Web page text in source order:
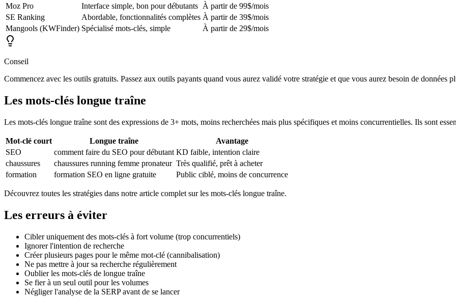
Moz Pro
Interface simple, bon pour débutants À partir de 99$/mois
SE Ranking
Abordable, fonctionnalités complètes À partir de 39$/mois
Mangools (KWFinder) Spécialisé mots-clés, simple À partir de 29$/mois
Conseil
Commencez avec les outils gratuits. Passez aux outils payants quand vous aurez validé votre stratégie et que vous aurez besoin de données
Les mots-clés longue traîne
Les mots-clés longue traîne sont des expressions de 3+ mots, moins recherchées mais plus spécifiques et moins concurrentielles. Ils sont
Mot-clé court Longue traîne
Avantage
SEO
comment faire du SEO pour débutant KD faible, intention claire
chaussures
chaussures running femme pronateur Très qualifié, prêt à acheter
formation
formation SEO en ligne gratuite Public ciblé, moins de concurrence
Découvrez toutes les stratégies dans notre article complet sur les mots-clés longue traîne.
Les erreurs à éviter
Cibler uniquement des mots-clés à fort volume (trop concurrentiels)
Ignorer l'intention de recherche
Créer plusieurs pages pour le même mot-clé (cannibalisation)
Ne pas mettre à jour sa recherche régulièrement
Oublier les mots-clés de longue traîne
Se fier à un seul outil pour les volumes
Négliger l'analyse de la SERP avant de se lancer